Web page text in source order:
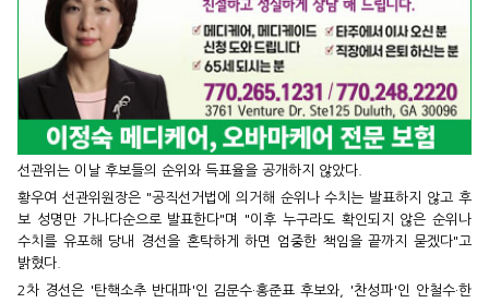
선관위는 이날 후보들의 순위와 득표율을 공개하지 않았다.
황우여 선관위원장은 "공직선거법에 의거해 순위나 수치는 발표하지 않고 후
보 성명만 가나다순으로 발표한다"며 "이후 누구라도 확인되지 않은 순위나
수치를 유포해 당내 경선을 혼탁하게 하면 엄중한 책임을 끝까지 묻겠다"고
밝혔다.
2차 경선은 '탄핵소추 반대파'인 김문수·홍준표 후보와, '찬성파'인 안철수·한